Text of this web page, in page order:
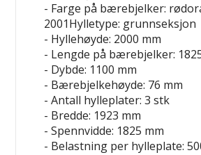
- Farge på bærebjelker:
2001Hylletype: grunnseksjon
- Hyllehøyde: 2000 mm
- Lengde på bærebjelker:
- Dybde: 1100 mm
- Bærebjelkehøyde: 76 mm
- Antall hylleplater: 3 stk
- Bredde: 1923 mm
- Spennvidde: 1825 mm
- Belastning per hylleplate: